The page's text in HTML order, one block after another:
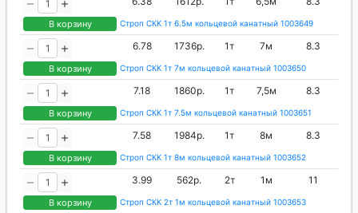
В корзину Строп СКК 1т 6.5м кольцевой канатный 1003649
В корзину
6.78 1736р. 1т 7м 8.3
Строп СКК 1т 7м кольцевой канатный 1003650
В корзину
7.18 1860р. 1т 7,5м 8.3
Строп СКК 1т 7.5м кольцевой канатный 1003651
В корзину
7.58 1984р. 1т 8м 8.3
Строп СКК 1т 8м кольцевой канатный 1003652
В корзину
3.99 562р. 2т 1м 11
Строп СКК 2т 1м кольцевой канатный 1003653